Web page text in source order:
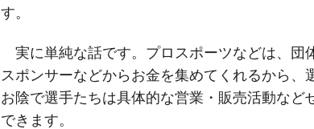
す。
実に単純な話です。プロスポーツなどは、団
スポンサーなどからお金を集めてくれるから
お陰で選手たちは具体的な営業・販売活動など
できます。